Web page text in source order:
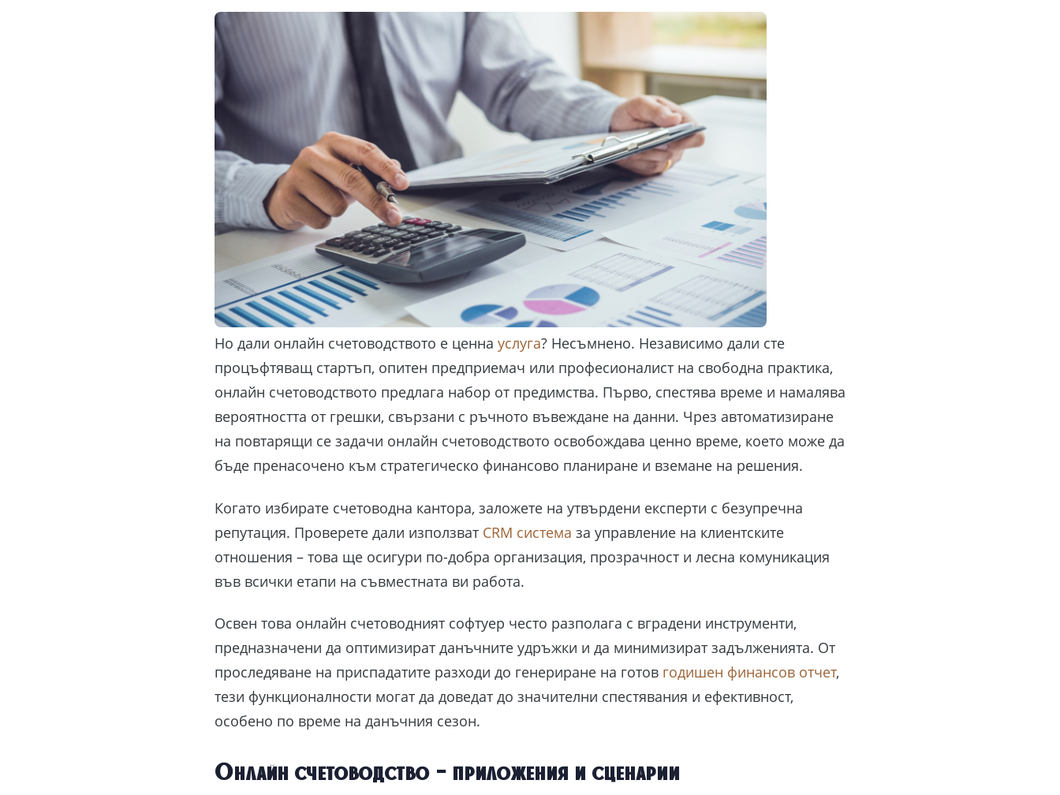
Но дали онлайн счетоводството е ценна услуга? Несъмнено. Независимо дали сте
процъфтяващ стартъп, опитен предприемач или професионалист на свободна практика,
онлайн счетоводството предлага набор от предимства. Първо, спестява време и намалява
вероятността от грешки, свързани с ръчното въвеждане на данни. Чрез автоматизиране
на повтарящи се задачи онлайн счетоводството освобождава ценно време, което може да
бъде пренасочено към стратегическо финансово планиране и вземане на решения.
Когато избирате счетоводна кантора, заложете на утвърдени експерти с безупречна
репутация. Проверете дали използват CRM система за управление на клиентските
отношения – това ще осигури по-добра организация, прозрачност и лесна комуникация
във всички етапи на съвместната ви работа.
Освен това онлайн счетоводният софтуер често разполага с вградени инструменти,
предназначени да оптимизират данъчните удръжки и да минимизират задълженията. От
проследяване на приспадатите разходи до генериране на готов годишен финансов отчет,
тези функционалности могат да доведат до значителни спестявания и ефективност,
особено по време на данъчния сезон.
Онлайн счетоводство – приложения и сценарии